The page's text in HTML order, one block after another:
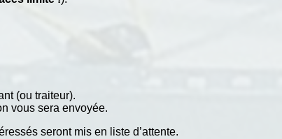
(ou traiteur).
vous sera envoyée.
seront mis en liste d’attente.